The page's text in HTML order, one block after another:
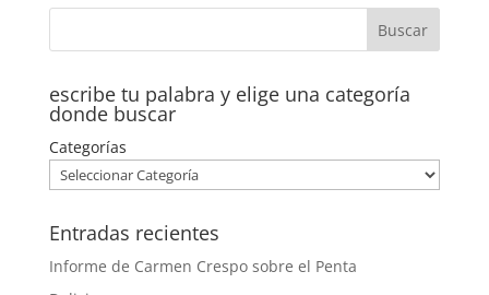
escribe tu palabra y elige una categoría
donde buscar
Categorías
Entradas recientes
Informe de Carmen Crespo sobre el Penta